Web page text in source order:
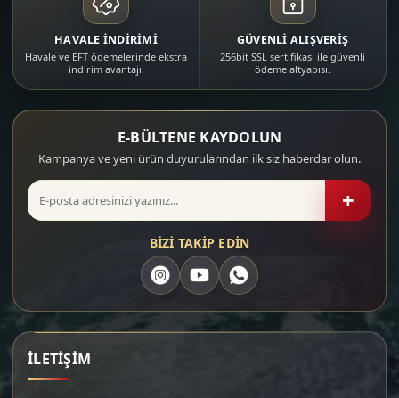
HAVALE İNDİRİMİ
Havale ve EFT ödemelerinde ekstra
indirim avantajı.
GÜVENLİ ALIŞVERİŞ
256bit SSL sertifikası ile güvenli
ödeme altyapısı.
E-BÜLTENE KAYDOLUN
Kampanya ve yeni ürün duyurularından ilk siz haberdar olun.
+
BİZİ TAKİP EDİN
İLETİŞİM